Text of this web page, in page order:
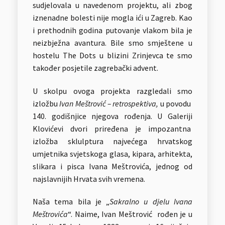
sudjelovala u navedenom projektu, ali zbog
iznenadne bolesti nije mogla ići u Zagreb. Kao
i prethodnih godina putovanje vlakom bila je
neizbježna avantura. Bile smo smještene u
hostelu The Dots u blizini Zrinjevca te smo
također posjetile zagrebački advent.
U skolpu ovoga projekta razgledali smo
izložbuIvan Meštrović – retrospektiva, u povodu
140. godišnjice njegova rođenja. U Galeriji
Klovićevi dvori priređena je impozantna
izložba sklulptura najvećega hrvatskog
umjetnika svjetskoga glasa, kipara, arhitekta,
slikara i pisca Ivana Meštrovića, jednog od
najslavnijih Hrvata svih vremena.
Naša tema bila je „Sakralno u djelu Ivana
Meštrovića“. Naime, Ivan Meštrović rođen je u